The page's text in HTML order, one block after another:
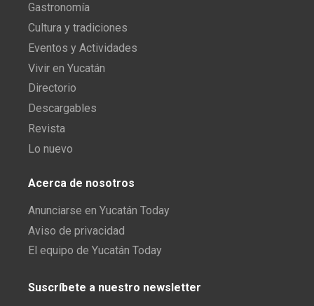
Gastronomía
Cultura y tradiciones
Eventos y Actividades
Vivir en Yucatán
Directorio
Descargables
Revista
Lo nuevo
Acerca de nosotros
Anunciarse en Yucatán Today
Aviso de privacidad
El equipo de Yucatán Today
Suscríbete a nuestro newsletter